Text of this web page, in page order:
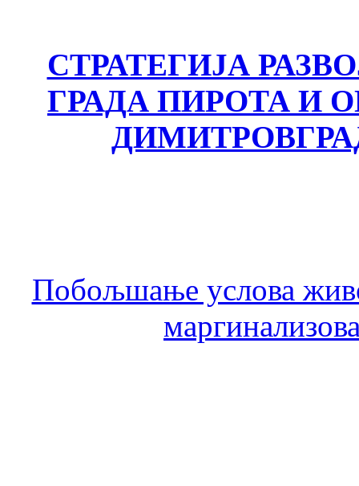
СТРАТЕГИЈА
ГРАДА ПИРОТА И
Побољшање услова